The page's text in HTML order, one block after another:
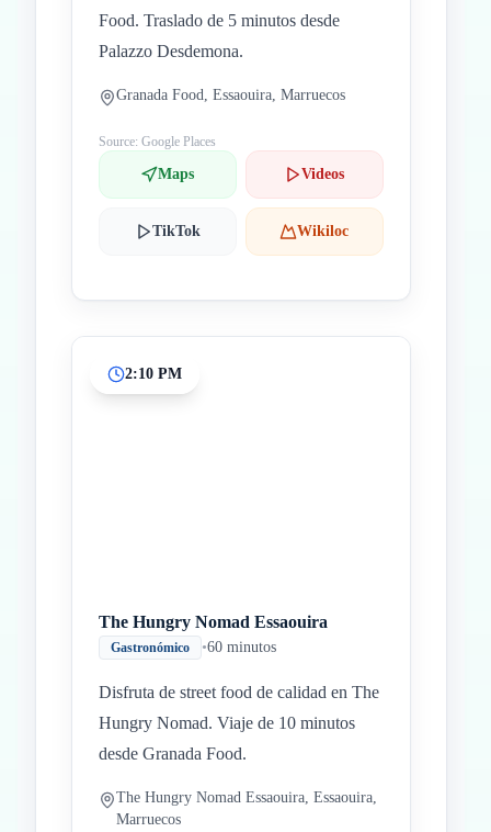
Food. Traslado de 5 minutos desde
Palazzo Desdemona.
Granada Food, Essaouira, Marruecos
Source: Google Places
Maps Videos
TikTok Wikiloc
2:10 PM
The Hungry Nomad Essaouira
Gastronómico •60 minutos
Disfruta de street food de calidad en The
Hungry Nomad. Viaje de 10 minutos
desde Granada Food.
The Hungry Nomad Essaouira, Essaouira,
Marruecos